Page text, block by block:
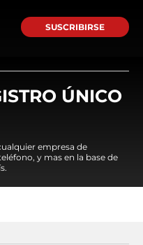
SUSCRIBIRSE
ÚNICO
empresa de
y mas en la base de